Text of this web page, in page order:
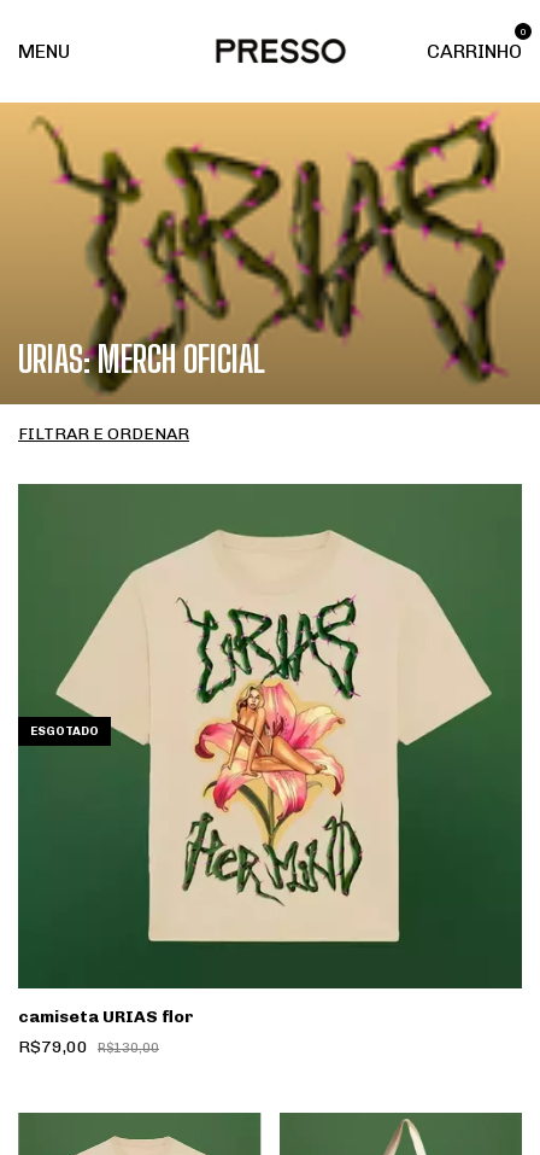
MENU CARRINHO
0
URIAS: MERCH OFICIAL
FILTRAR E ORDENAR
ESGOTADO
camiseta URIAS flor
R$79,00
R$130,00